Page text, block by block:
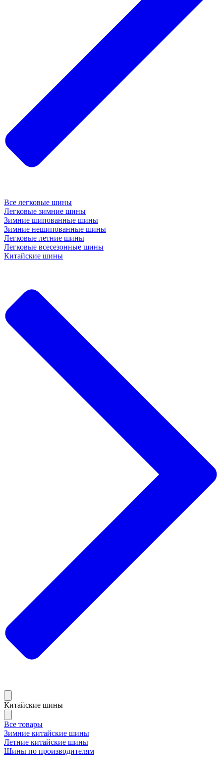
Все легковые шины
Легковые зимние шины
Зимние шипованные шины
Зимние нешипованные шины
Легковые летние шины
Легковые всесезонные шины
Китайские шины
Китайские шины
Все товары
Зимние китайские шины
Летние китайские шины
Шины по производителям